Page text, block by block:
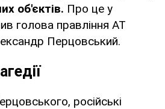
об'єктів. Про це у
голова правління АТ
Перцовський.
російські